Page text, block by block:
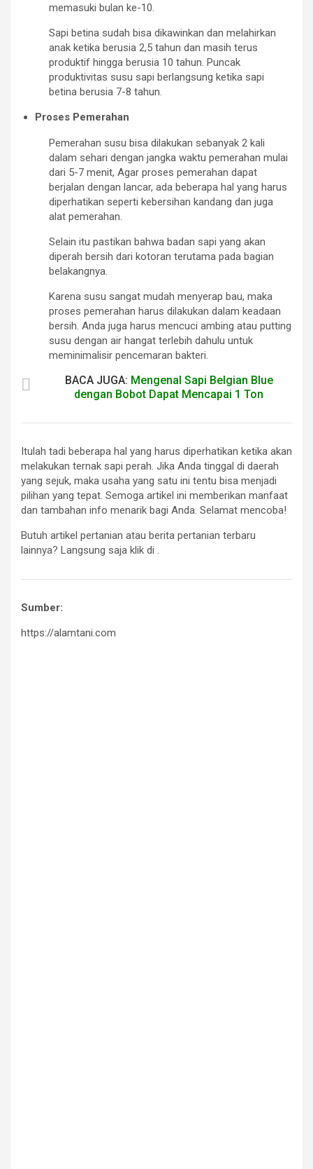
memasuki bulan ke-10.
Sapi betina sudah bisa dikawinkan dan melahirkan
anak ketika berusia 2,5 tahun dan masih terus
produktif hingga berusia 10 tahun. Puncak
produktivitas susu sapi berlangsung ketika sapi
betina berusia 7-8 tahun.
Proses Pemerahan
Pemerahan susu bisa dilakukan sebanyak 2 kali
dalam sehari dengan jangka waktu pemerahan mulai
dari 5-7 menit, Agar proses pemerahan dapat
berjalan dengan lancar, ada beberapa hal yang harus
diperhatikan seperti kebersihan kandang dan juga
alat pemerahan.
Selain itu pastikan bahwa badan sapi yang akan
diperah bersih dari kotoran terutama pada bagian
belakangnya.
Karena susu sangat mudah menyerap bau, maka
proses pemerahan harus dilakukan dalam keadaan
bersih. Anda juga harus mencuci ambing atau putting
susu dengan air hangat terlebih dahulu untuk
meminimalisir pencemaran bakteri.
BACA JUGA: Mengenal Sapi Belgian Blue
dengan Bobot Dapat Mencapai 1 Ton
Itulah tadi beberapa hal yang harus diperhatikan ketika akan
melakukan ternak sapi perah. Jika Anda tinggal di daerah
yang sejuk, maka usaha yang satu ini tentu bisa menjadi
pilihan yang tepat. Semoga artikel ini memberikan manfaat
dan tambahan info menarik bagi Anda. Selamat mencoba!
Butuh artikel pertanian atau berita pertanian terbaru
lainnya? Langsung saja klik di .
Sumber:
https://alamtani.com